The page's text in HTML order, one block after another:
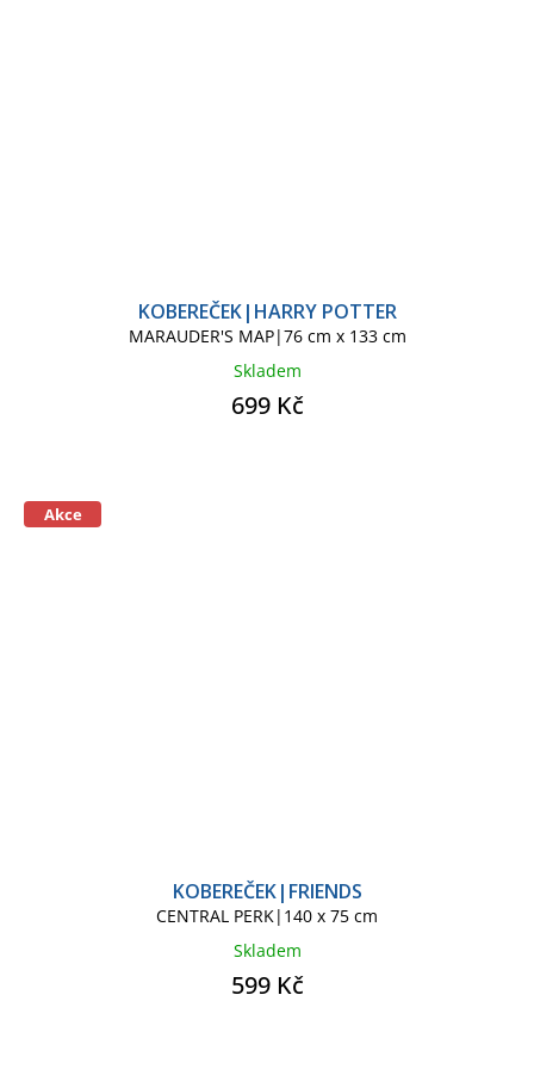
KOBEREČEK|HARRY POTTER
MARAUDER'S MAP|76 cm x 133 cm
Skladem
699 Kč
Akce
KOBEREČEK|FRIENDS
CENTRAL PERK|140 x 75 cm
Skladem
599 Kč